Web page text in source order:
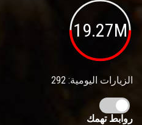
19.27M
الزيارات اليومية: 292
روابط تهمك